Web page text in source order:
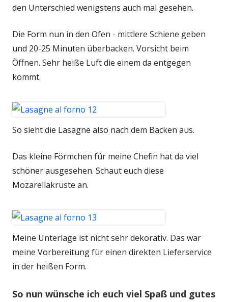
den Unterschied wenigstens auch mal gesehen.
Die Form nun in den Ofen - mittlere Schiene geben
und 20-25 Minuten überbacken. Vorsicht beim
Öffnen. Sehr heiße Luft die einem da entgegen
kommt.
So sieht die Lasagne also nach dem Backen aus.
Das kleine Förmchen für meine Chefin hat da viel
schöner ausgesehen. Schaut euch diese
Mozarellakruste an.
Meine Unterlage ist nicht sehr dekorativ. Das war
meine Vorbereitung für einen direkten Lieferservice
in der heißen Form.
So nun wünsche ich euch viel Spaß und gutes